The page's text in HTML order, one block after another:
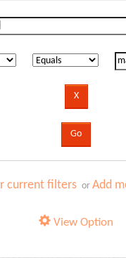
current filters orAdd
View Option